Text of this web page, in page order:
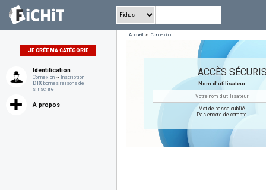
JE CRÉE MA CATÉGORIE
Identification
Connexion ~ Inscription
DIX bonnes raisons de
s'inscrire
A propos
Accueil » Connexion
ACCÈS
Nom d'utilisateur
Mot de passe oublié
Pas encore de compte